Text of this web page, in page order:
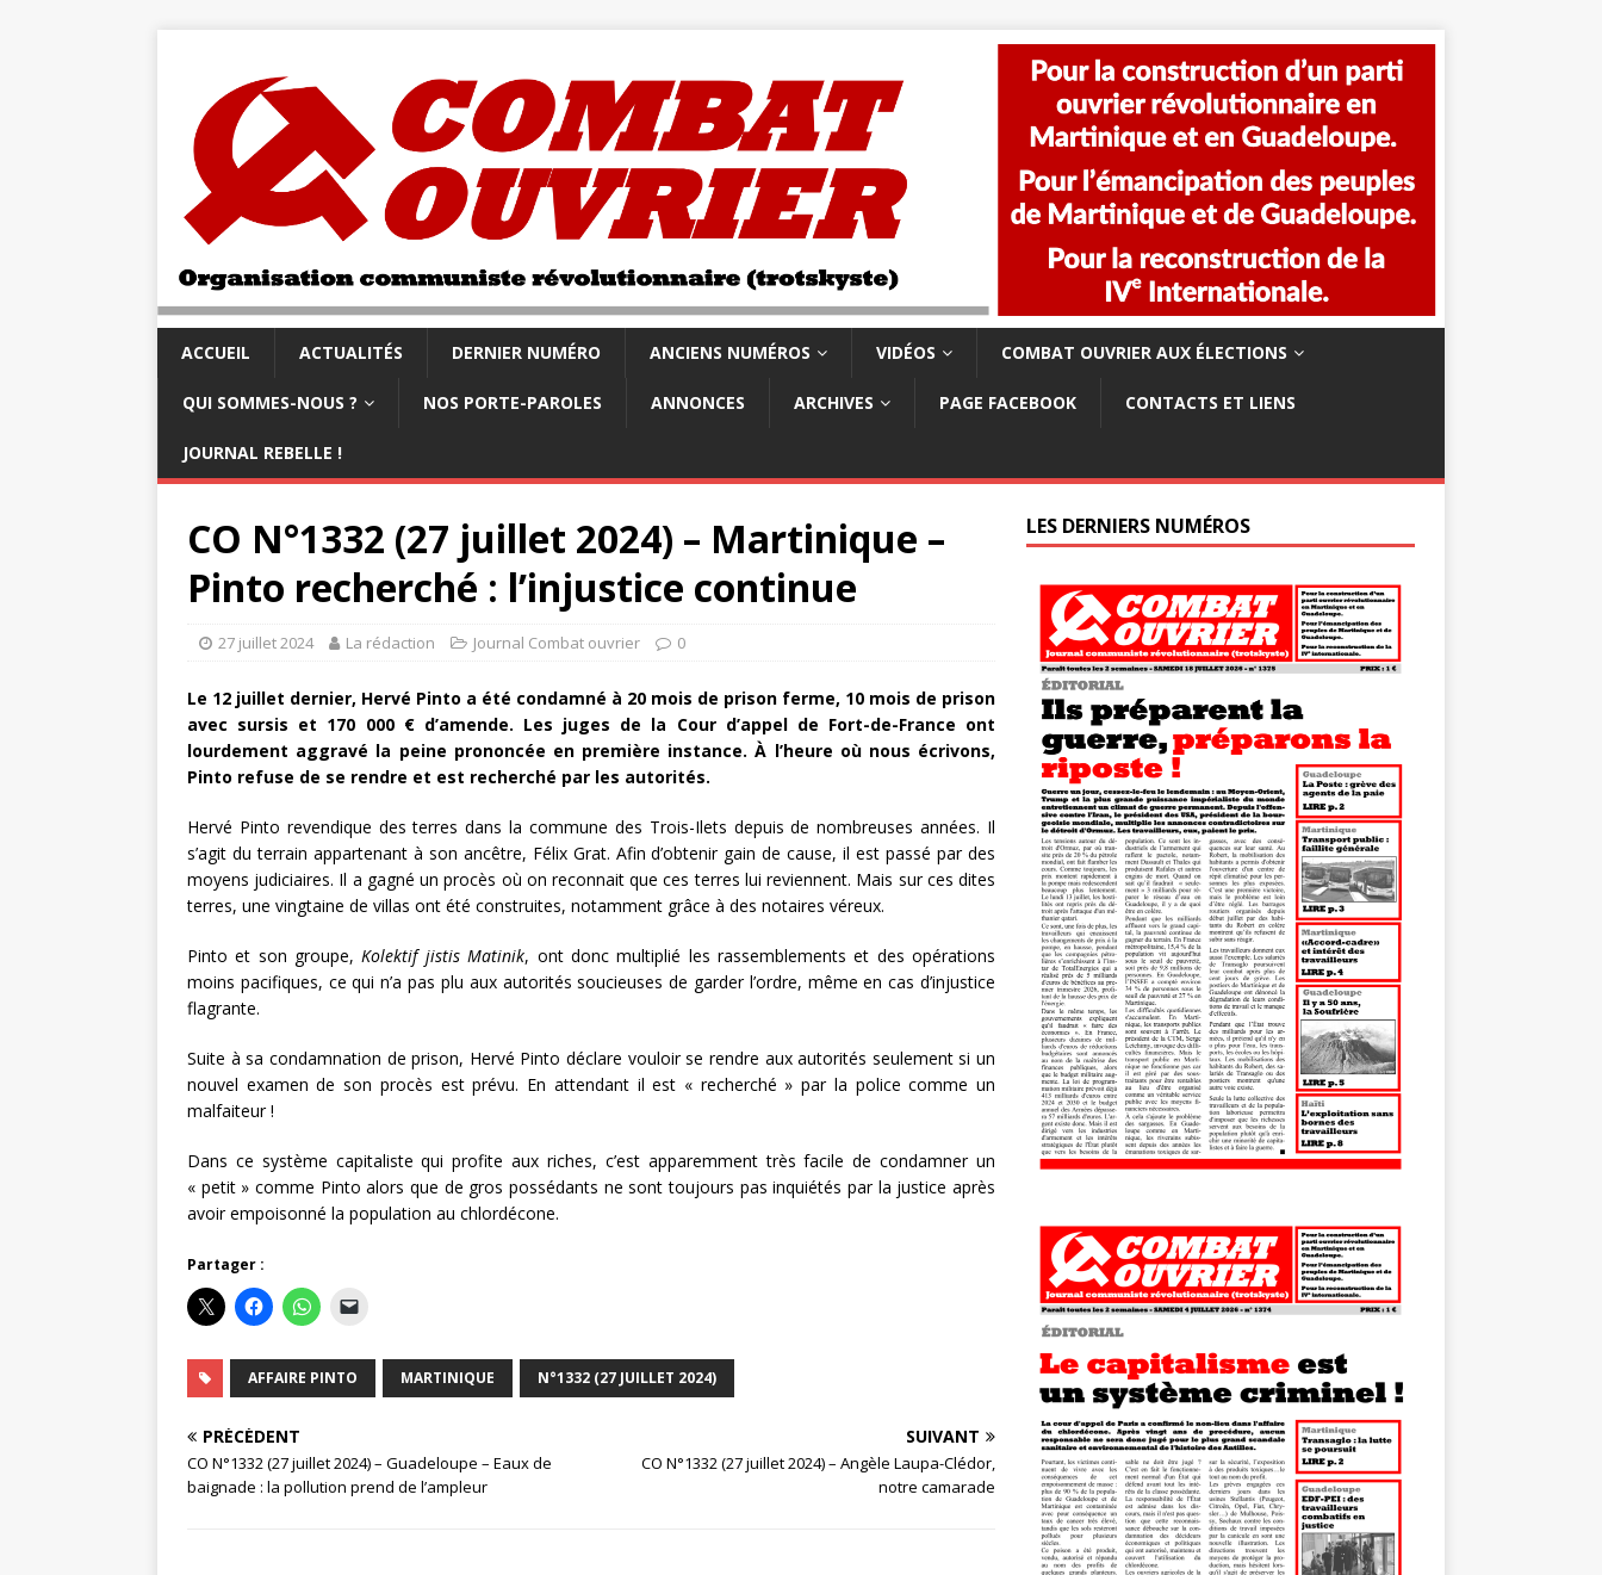
ACCUEIL ACTUALITÉS DERNIER NUMÉRO ANCIENS NUMÉROS VIDÉOS COMBAT OUVRIER AUX ÉLECTIONS
QUI SOMMES-NOUS ? NOS PORTE-PAROLES ANNONCES ARCHIVES PAGE FACEBOOK CONTACTS ET LIENS
JOURNAL REBELLE !
CO N°1332 (27 juillet 2024) – Martinique –
Pinto recherché : l’injustice continue
27 juillet 2024 La rédaction Journal Combat ouvrier 0
Le 12 juillet dernier, Hervé Pinto a été condamné à 20 mois de prison ferme, 10 mois de prison
avec sursis et 170 000 € d’amende. Les juges de la Cour d’appel de Fort-de-France ont
lourdement aggravé la peine prononcée en première instance. À l’heure où nous écrivons,
Pinto refuse de se rendre et est recherché par les autorités.
Hervé Pinto revendique des terres dans la commune des Trois-Ilets depuis de nombreuses années. Il
s’agit du terrain appartenant à son ancêtre, Félix Grat. Afin d’obtenir gain de cause, il est passé par des
moyens judiciaires. Il a gagné un procès où on reconnait que ces terres lui reviennent. Mais sur ces dites
terres, une vingtaine de villas ont été construites, notamment grâce à des notaires véreux.
Pinto et son groupe,Kolektif jistis Matinik, ont donc multiplié les rassemblements et des opérations
moins pacifiques, ce qui n’a pas plu aux autorités soucieuses de garder l’ordre, même en cas d’injustice
flagrante.
Suite à sa condamnation de prison, Hervé Pinto déclare vouloir se rendre aux autorités seulement si un
nouvel examen de son procès est prévu. En attendant il est « recherché » par la police comme un
malfaiteur !
Dans ce système capitaliste qui profite aux riches, c’est apparemment très facile de condamner un
« petit » comme Pinto alors que de gros possédants ne sont toujours pas inquiétés par la justice après
avoir empoisonné la population au chlordécone.
Partager :
AFFAIRE PINTO MARTINIQUE N°1332 (27 JUILLET 2024)
PRÉCÉDENT
CO N°1332 (27 juillet 2024) – Guadeloupe – Eaux de
baignade : la pollution prend de l’ampleur
SUIVANT
CO N°1332 (27 juillet 2024) – Angèle Laupa-Clédor,
notre camarade
LES DERNIERS NUMÉROS